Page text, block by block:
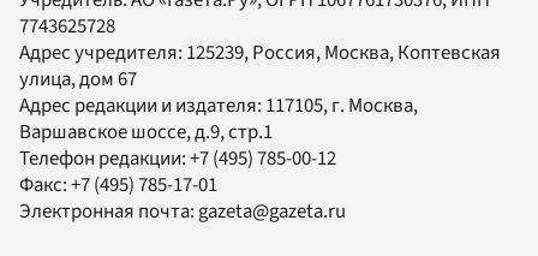
7743625728
Адрес учредителя: 125239, Россия, Москва, Коптевская
улица, дом 67
Адрес редакции и издателя: 117105, г. Москва,
Варшавское шоссе, д.9, стр.1
Телефон редакции:+7 (495) 785-00-12
Факс:+7 (495) 785-17-01
Электронная почта: gazeta@gazeta.ru